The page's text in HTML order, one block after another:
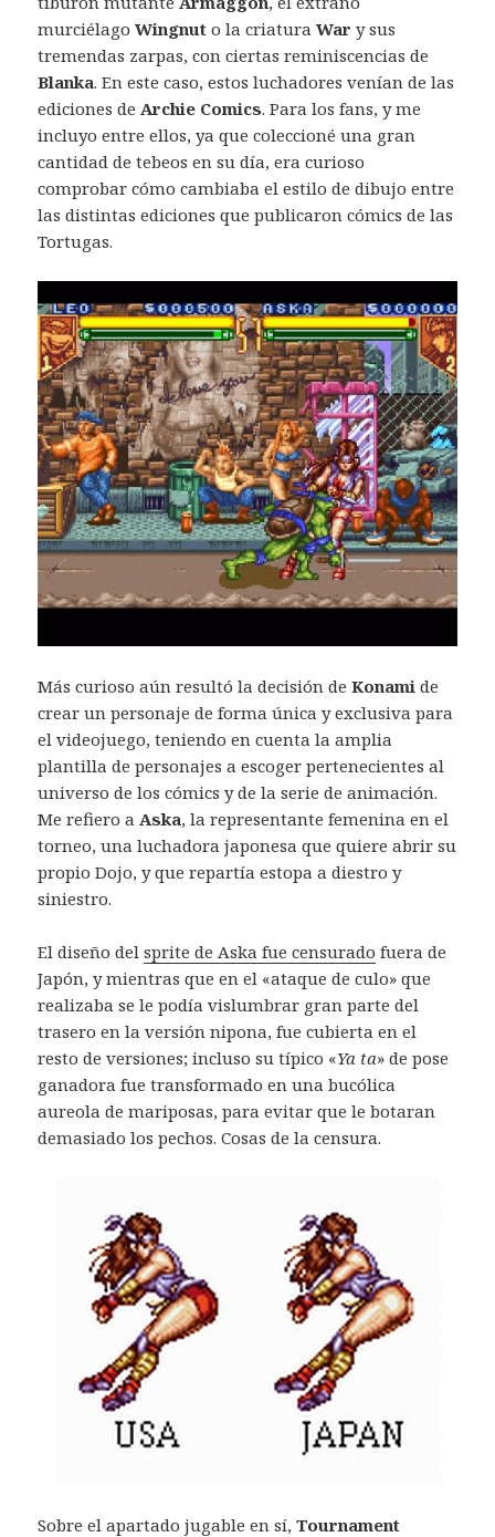
murciélagoWingnut o la criatura War y sus
tremendas zarpas, con ciertas reminiscencias de
Blanka. En este caso, estos luchadores venían de las
ediciones de Archie Comics. Para los fans, y me
incluyo entre ellos, ya que coleccioné una gran
cantidad de tebeos en su día, era curioso
comprobar cómo cambiaba el estilo de dibujo entre
las distintas ediciones que publicaron cómics de las
Tortugas.
Más curioso aún resultó la decisión deKonami de
crear un personaje de forma única y exclusiva para
el videojuego, teniendo en cuenta la amplia
plantilla de personajes a escoger pertenecientes al
universo de los cómics y de la serie de animación.
Me refiero a Aska, la representante femenina en el
torneo, una luchadora japonesa que quiere abrir su
propio Dojo, y que repartía estopa a diestro y
siniestro.
El diseño delsprite de Aska fue censurado fuera de
Japón, y mientras que en el «ataque de culo» que
realizaba se le podía vislumbrar gran parte del
trasero en la versión nipona, fue cubierta en el
resto de versiones; incluso su típico «Ya ta» de pose
ganadora fue transformado en una bucólica
aureola de mariposas, para evitar que le botaran
demasiado los pechos. Cosas de la censura.
Sobre el apartado jugable en sí,Tournament